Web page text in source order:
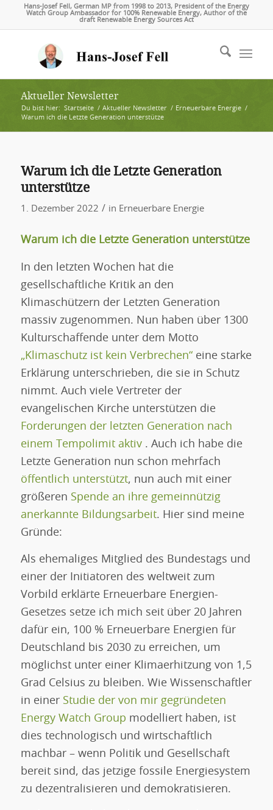
Hans-Josef Fell, German MP from 1998 to 2013, President of the Energy
Watch Group Ambassador for 100% Renewable Energy, Author of the
draft Renewable Energy Sources Act
Aktueller Newsletter
Du bist hier: Startseite / Aktueller Newsletter / Erneuerbare Energie /
Warum ich die Letzte Generation unterstütze
Warum ich die Letzte Generation
unterstütze
1. Dezember 2022 / in Erneuerbare Energie
Warum ich die Letzte Generation unterstütze
In den letzten Wochen hat die
gesellschaftliche Kritik an den
Klimaschützern der Letzten Generation
massiv zugenommen. Nun haben über 1300
Kulturschaffende unter dem Motto
„Klimaschutz ist kein Verbrechen“eine starke
Erklärung unterschrieben, die sie in Schutz
nimmt. Auch viele Vertreter der
evangelischen Kirche unterstützen die
Forderungen der letzten Generation nach
einem Tempolimit aktiv . Auch ich habe die
Letzte Generation nun schon mehrfach
öffentlich unterstützt, nun auch mit einer
größeren Spende an ihre gemeinnützig
anerkannte Bildungsarbeit. Hier sind meine
Gründe:
Als ehemaliges Mitglied des Bundestags und
einer der Initiatoren des weltweit zum
Vorbild erklärte Erneuerbare Energien-
Gesetzes setze ich mich seit über 20 Jahren
dafür ein, 100 % Erneuerbare Energien für
Deutschland bis 2030 zu erreichen, um
möglichst unter einer Klimaerhitzung von 1,5
Grad Celsius zu bleiben. Wie Wissenschaftler
in einer Studie der von mir gegründeten
Energy Watch Group modelliert haben, ist
dies technologisch und wirtschaftlich
machbar – wenn Politik und Gesellschaft
bereit sind, das jetzige fossile Energiesystem
zu dezentralisieren und demokratisieren.